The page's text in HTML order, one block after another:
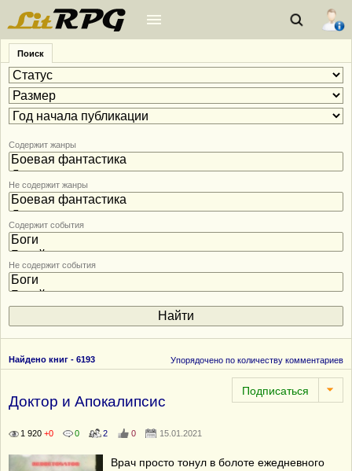
Поиск
Содержит жанры
Не содержит жанры
Содержит события
Не содержит события
Найдено книг - 6193 Упорядочено по количеству комментариев
Доктор и Апокалипсис
1 920 +0 0 2 0 15.01.2021
Врач просто тонул в болоте ежедневного